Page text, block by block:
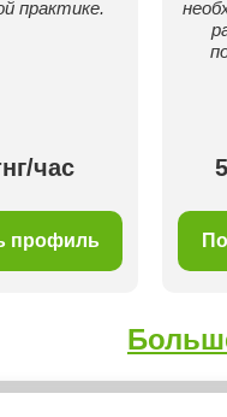
практике.
час
профиль